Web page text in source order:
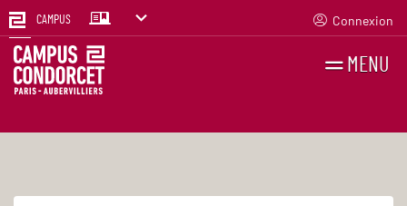
CAMPUS Connexion
MENU